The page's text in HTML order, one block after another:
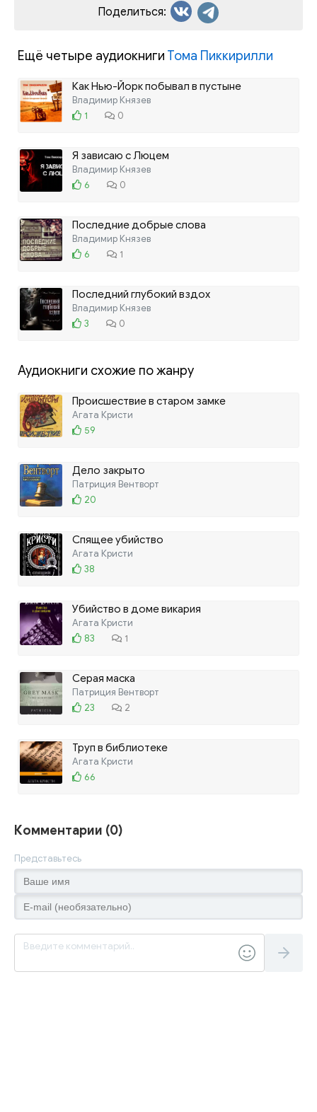
Поделиться:
Ещё четыре аудиокниги Тома Пиккирилли
Как Нью-Йорк побывал в пустыне
Владимир Князев
1
0
Я зависаю с Люцем
Владимир Князев
6
0
Последние добрые слова
Владимир Князев
6
1
Последний глубокий вздох
Владимир Князев
3
0
Аудиокниги схожие по жанру
Происшествие в старом замке
Агата Кристи
59
Дело закрыто
Патриция Вентворт
20
Спящее убийство
Агата Кристи
38
Убийство в доме викария
Агата Кристи
83
1
Серая маска
Патриция Вентворт
23
2
Труп в библиотеке
Агата Кристи
66
Комментарии (0)
Представьтесь